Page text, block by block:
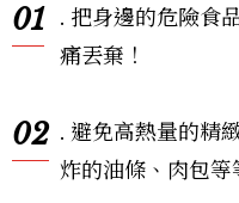
01
. 把身邊的危險食
痛丟棄！
02 . 避免高熱量的精
炸的油條、肉包等